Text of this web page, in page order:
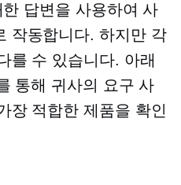
답변을 사용하여 사
작동합니다. 하지만 각
를 수 있습니다. 아래
통해 귀사의 요구 사
장 적합한 제품을 확인